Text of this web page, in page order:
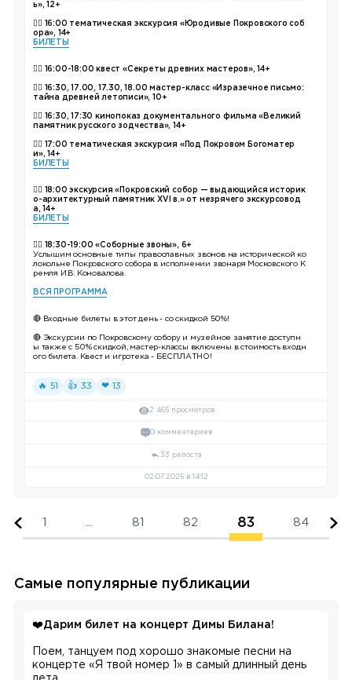
ь», 12+
16:00 тематическая экскурсия «Юродивые Покровского соб
ора», 14+
БИЛЕТЫ
16:00-18:00 квест «Секреты древних мастеров», 14+
👉🏼 16:30, 17.00, 17.30, 18.00 мастер-класс «Изразечное письмо:
тайна древней летописи», 10+
👉🏼 16:30, 17:30 кинопоказ документального фильма «Великий
памятник русского зодчества», 14+
👉🏼 17:00 тематическая экскурсия «Под Покровом Богоматер
и», 14+
БИЛЕТЫ
👉🏼 18:00 экскурсия «Покровский собор — выдающийся историк
о-архитектурный памятник XVI в.» от незрячего экскурсовод
а, 14+
БИЛЕТЫ
18:30-19:00 «Соборные звоны», 6+
Услышим основные типы православных звонов на исторической ко
локольне Покровского собора в исполнении звонаря Московского К
ремля И.В. Коновалова.
ВСЯ ПРОГРАММА
🔴 Входные билеты в этот день - со скидкой 50%!
🔴 Экскурсии по Покровскому собору и музейное занятие доступн
ы также с 50% скидкой, мастер-классы включены в стоимость входн
ого билета. Квест и игротека - БЕСПЛАТНО!
🔥 51 👍 33 ❤ 13
2 465 просмотров
0 комментариев
33 репоста
02.07.2025 в 14:12
1 81 82 83 84
Самые популярные публикации
❤️Дарим билет на концерт Димы Билана!
Поем, танцуем под хорошо знакомые песни на
концерте «Я твой номер 1» в самый длинный день